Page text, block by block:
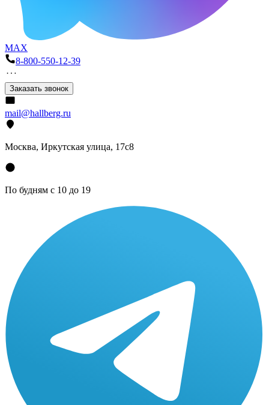
MAX
8-800-550-12-39
Заказать звонок
mail@hallberg.ru
Москва, Иркутская улица, 17с8
По будням с 10 до 19